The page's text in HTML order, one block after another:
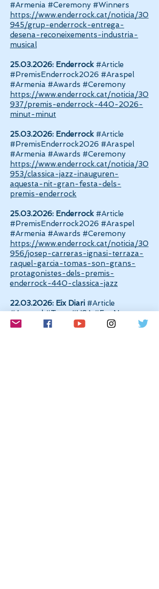
#Armenia #Ceremony #Winners
https://www.enderrock.cat/noticia/30
945/grup-enderrock-entrega-
desena-reconeixements-industria-
musical
25.03.2026: Enderrock #Article
#PremisEnderrock2026 #Araspel
#Armenia #Awards #Ceremony
https://www.enderrock.cat/noticia/30
937/premis-enderrock-440-2026-
minut-minut
25.03.2026: Enderrock #Article
#PremisEnderrock2026 #Araspel
#Armenia #Awards #Ceremony
https://www.enderrock.cat/noticia/30
953/classica-jazz-inauguren-
aquesta-nit-gran-festa-dels-
premis-enderrock
25.03.2026: Enderrock #Article
#PremisEnderrock2026 #Araspel
#Armenia #Awards #Ceremony
https://www.enderrock.cat/noticia/30
956/josep-carreras-ignasi-terraza-
raquel-garcia-tomas-son-grans-
protagonistes-dels-premis-
enderrock-440-classica-jazz
22.03.2026: Eix Diari #Article
#Araspel #Tour #USA #FoxNews
#Armenia #PremisEnderrock2026